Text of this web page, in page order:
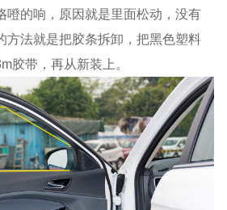
噔的响，原因就是里面松动，没有
方法就是把胶条拆卸，把黑色塑料
胶带，再从新装上。